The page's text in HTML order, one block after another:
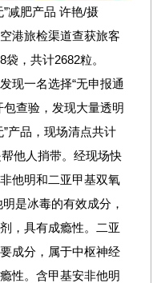
”减肥产品 许艳/摄
港旅检渠道查获旅客
袋，共计2682粒。
现一名选择“无申报通
查验，发现大量透明
产品，现场清点共计
他人捎带。经现场快
他明和二亚甲基双氧
冰毒的有效成分，
，具有成瘾性。二亚
成分，属于中枢神经
性。含甲基安非他明